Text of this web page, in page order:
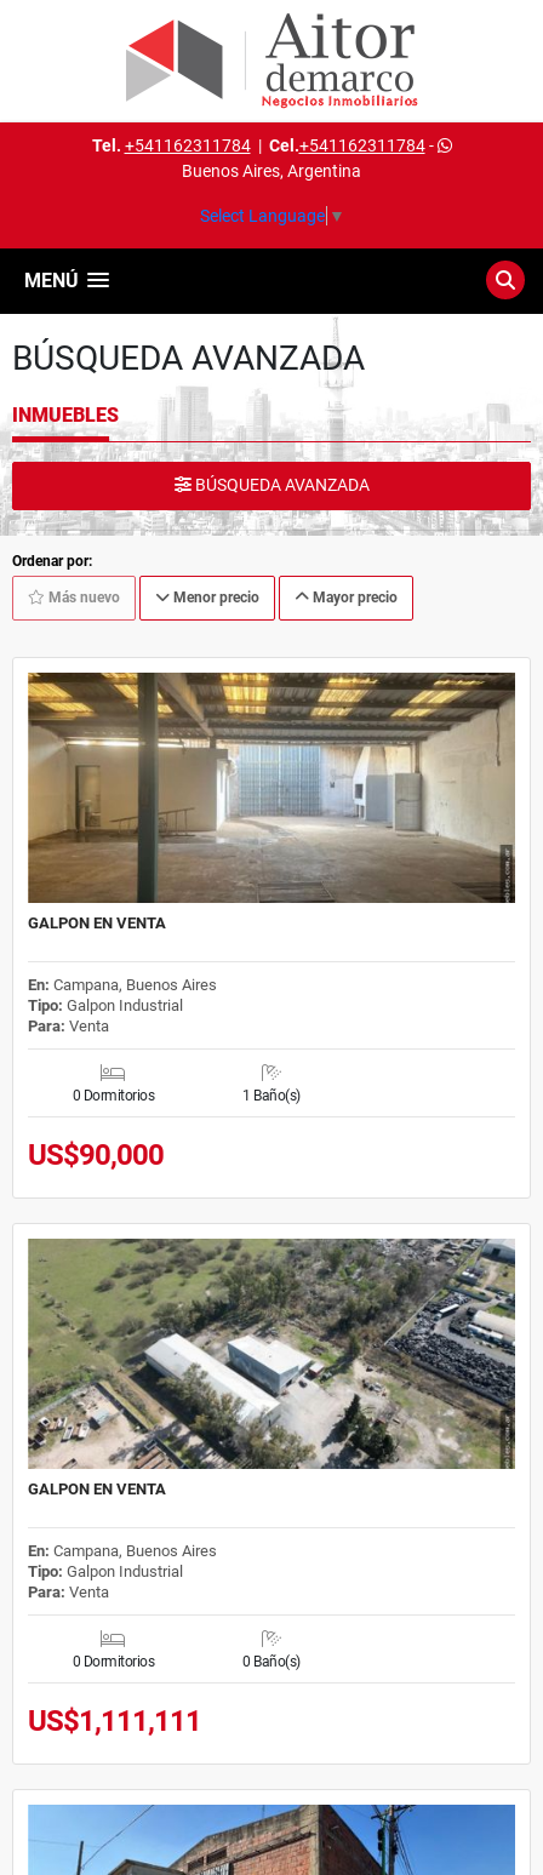
Tel. +541162311784| Cel.+541162311784-
Buenos Aires, Argentina
Select Language ▼
MENÚ
BÚSQUEDA AVANZADA
INMUEBLES
BÚSQUEDA AVANZADA
Ordenar por:
Más nuevo Menor precio Mayor precio
GALPON EN VENTA
En: Campana, Buenos Aires
Tipo: Galpon Industrial
Para: Venta
0 Dormitorios 1 Baño(s)
US$90,000
GALPON EN VENTA
En: Campana, Buenos Aires
Tipo: Galpon Industrial
Para: Venta
0 Dormitorios 0 Baño(s)
US$1,111,111